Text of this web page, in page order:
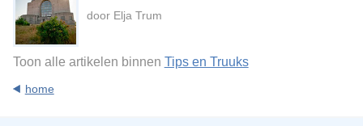
door Elja Trum
Toon alle artikelen binnen Tips en Truuks
home